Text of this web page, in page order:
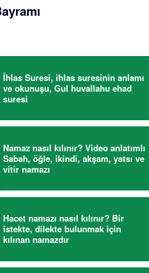
İhlas Suresi, ihlas suresinin anlamı
ve okunuşu, Gul huvallahu ehad
suresi
Namaz nasıl kılınır? Video anlatımlı
Sabah, öğle, ikindi, akşam, yatsı ve
vitir namazı
Hacet namazı nasıl kılınır? Bir
istekte, dilekte bulunmak için
kılınan namazdır